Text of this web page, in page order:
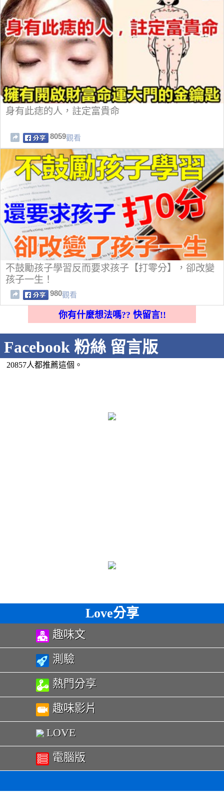
身有此痣的人，註定富貴命
8059觀看
不鼓勵孩子學習反而要求孩子【打零分】，卻改變
孩子一生！
980觀看
你有什麼想法嗎?? 快留言!!
Facebook 粉絲 留言版
20857人都推薦這個。
Love分享
趣味文
測驗
熱門分享
趣味影片
LOVE
電腦版